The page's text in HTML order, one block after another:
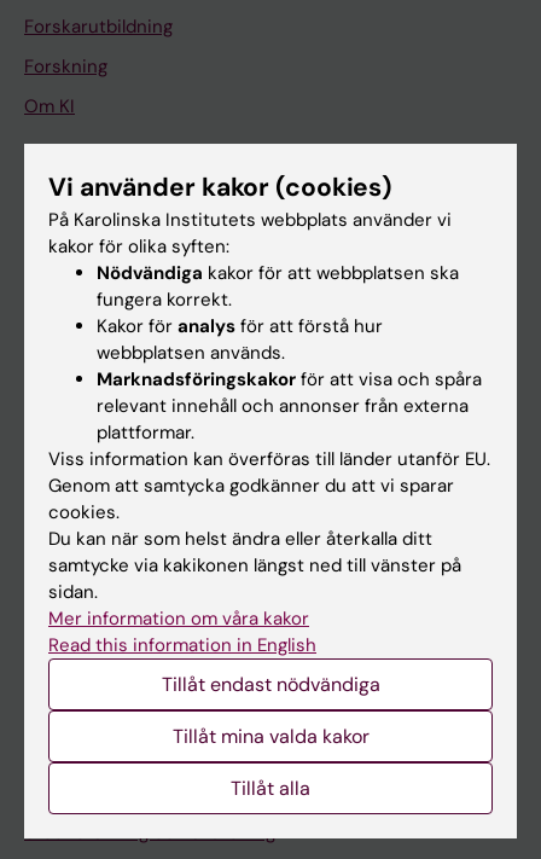
Forskarutbildning
Forskning
Om KI
På gång
Nyheter
Kalender
Student
Schema
Studentmejlen
Kurs- och programwebbar
Student på KI
Medarbetare
Medarbetarportalen
Kontakta och besök KI
Stöd forskning och utbildning
Vi använder kakor (cookies)
På Karolinska Institutets webbplats använder vi
kakor för olika syften:
Nödvändiga kakor för att webbplatsen ska
fungera korrekt.
Kakor för analys för att förstå hur
webbplatsen används.
Marknadsföringskakor för att visa och spåra
relevant innehåll och annonser från externa
plattformar.
Viss information kan överföras till länder utanför EU.
Genom att samtycka godkänner du att vi sparar
cookies.
Du kan när som helst ändra eller återkalla ditt
samtycke via kakikonen längst ned till vänster på
sidan.
Mer information om våra kakor
Read this information in English
Tillåt endast nödvändiga
Tillåt mina valda kakor
Tillåt alla